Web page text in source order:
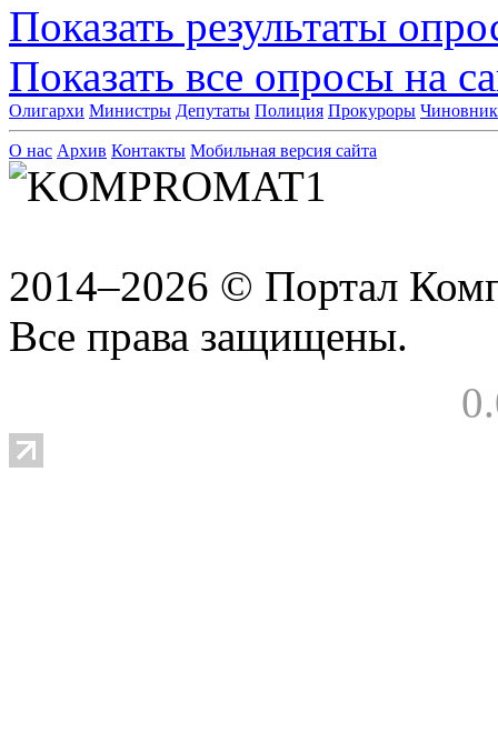
Показать результаты
Показать все опросы на
Олигархи Министры Депутаты Полиция Прокуроры
О нас Архив Контакты Мобильная версия сайта
2014–2026 © Портал
Все права защищены.